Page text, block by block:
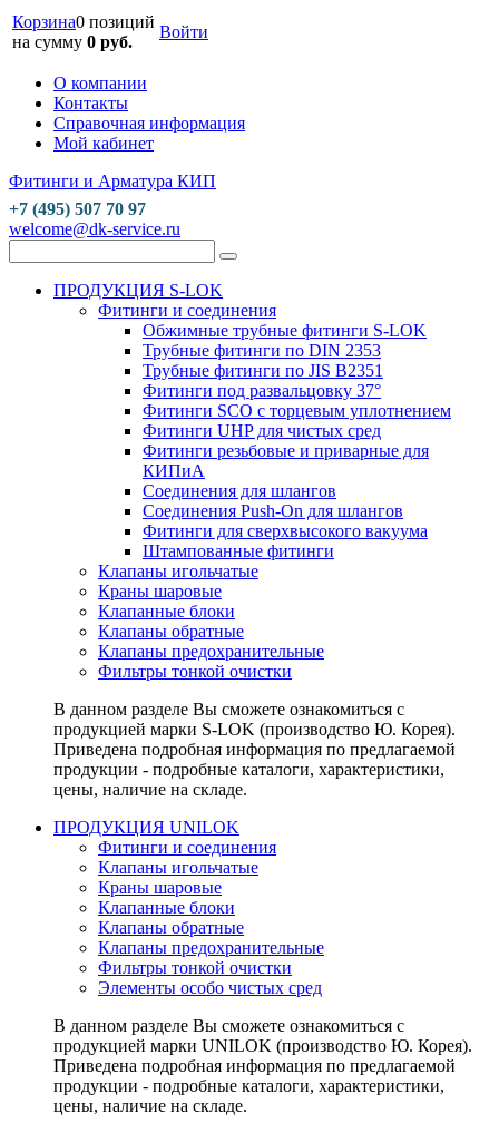
Корзина0 позиций
на сумму 0 руб.
Войти
О компании
Контакты
Справочная информация
Мой кабинет
Фитинги и Арматура КИП
+7 (495) 507 70 97
welcome@dk-service.ru
ПРОДУКЦИЯ S-LOK
Фитинги и соединения
Обжимные трубные фитинги S-LOK
Трубные фитинги по DIN 2353
Трубные фитинги по JIS B2351
Фитинги под развальцовку 37°
Фитинги SCO с торцевым уплотнением
Фитинги UHP для чистых сред
Фитинги резьбовые и приварные для
КИПиА
Соединения для шлангов
Соединения Push-On для шлангов
Фитинги для сверхвысокого вакуума
Штампованные фитинги
Клапаны игольчатые
Краны шаровые
Клапанные блоки
Клапаны обратные
Клапаны предохранительные
Фильтры тонкой очистки
В данном разделе Вы сможете ознакомиться с
продукцией марки S-LOK (производство Ю. Корея).
Приведена подробная информация по предлагаемой
продукции - подробные каталоги, характеристики,
цены, наличие на складе.
ПРОДУКЦИЯ UNILOK
Фитинги и соединения
Клапаны игольчатые
Краны шаровые
Клапанные блоки
Клапаны обратные
Клапаны предохранительные
Фильтры тонкой очистки
Элементы особо чистых сред
В данном разделе Вы сможете ознакомиться с
продукцией марки UNILOK (производство Ю. Корея).
Приведена подробная информация по предлагаемой
продукции - подробные каталоги, характеристики,
цены, наличие на складе.